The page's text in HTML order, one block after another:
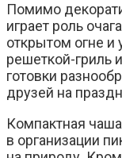
Помимо
играет роль
открытом огне и
решеткой-гриль
готовки
друзей на
Компактная
в организации